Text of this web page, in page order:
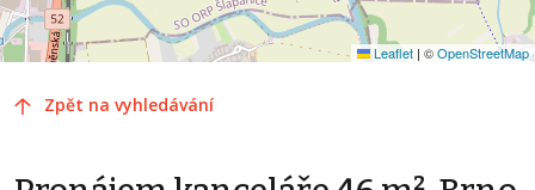
Leaflet | ©OpenStreetMap
Zpět na vyhledávání